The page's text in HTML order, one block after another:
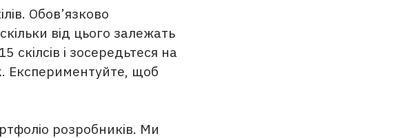
Обов’язково
від цього залежать
і зосередьтеся на
Експериментуйте, щоб
розробників. Ми